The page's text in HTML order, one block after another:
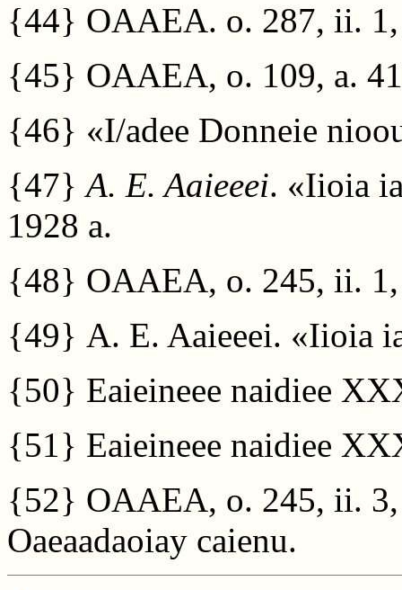
{44} OAAEA. o. 287, ii. 1,
{45} OAAEA, o. 109, a.
{46} «I/adee Donneie
{47} A. E. Aaieeei. «Iioia
1928 a.
{48} OAAEA, o. 245, ii. 1,
{49} A. E. Aaieeei. «Iioia
{50} Eaieineee naidiee
{51} Eaieineee naidiee
{52} OAAEA, o. 245, ii. 3,
Oaeaadaoiay caienu.